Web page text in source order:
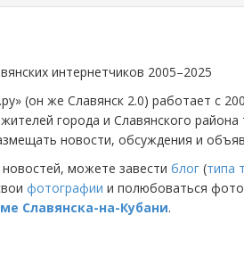
интернетчиков 2005–2025
(он же Славянск 2.0) работает с
города и Славянского
новости, обсуждения и
можете завести блог (типа
фотографии и полюбоваться
Славянска-на-Кубани.